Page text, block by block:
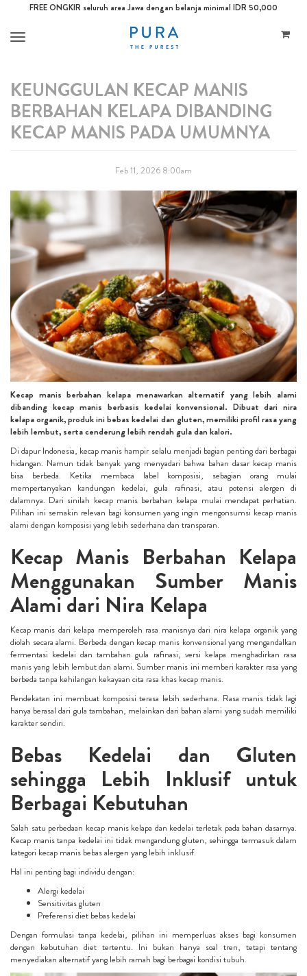
FREE ONGKIR seluruh area Jawa dengan belanja minimal IDR 50,000
Toggle
KEUNGGULAN KECAP MANIS
BERBAHAN KELAPA DIBANDING
KECAP MANIS PADA UMUMNYA
Feb 11, 2026 8:00am
Kecap manis berbahan kelapa menawarkan alternatif yang lebih alami
dibanding kecap manis berbasis kedelai konvensional. Dibuat dari nira
kelapa organik, produk ini bebas kedelai dan gluten, memiliki profil rasa yang
lebih lembut, serta cenderung lebih rendah gula dan kalori.
Di dapur Indonesia, kecap manis hampir selalu menjadi bagian penting dari berbagai
hidangan. Namun tidak banyak yang menyadari bahwa bahan dasar kecap manis
bisa berbeda. Ketika membaca label komposisi, sebagian orang mulai
mempertanyakan kandungan kedelai, gula rafinasi, atau potensi alergen di
dalamnya. Dari sinilah kecap manis berbahan kelapa mulai mendapat perhatian.
Pilihan ini semakin relevan bagi konsumen yang ingin mengonsumsi kecap manis
alami dengan komposisi yang lebih sederhana dan transparan.
Kecap Manis Berbahan Kelapa
Menggunakan Sumber Manis
Alami dari Nira Kelapa
Kecap manis dari kelapa memperoleh rasa manisnya dari nira kelapa organik yang
diolah secara alami. Berbeda dengan kecap manis konvensional yang mengandalkan
fermentasi kedelai dan tambahan gula rafinasi, versi kelapa menghadirkan rasa
manis yang lebih lembut dan alami. Sumber manis ini memberi karakter rasa yang
berbeda tanpa kehilangan kekayaan cita rasa khas kecap manis.
Pendekatan ini membuat komposisi terasa lebih sederhana. Rasa manis tidak lagi
hanya berasal dari gula tambahan, melainkan dari bahan alami yang sudah memiliki
karakter sendiri.
Bebas Kedelai dan Gluten
sehingga Lebih Inklusif untuk
Berbagai Kebutuhan
Salah satu perbedaan kecap manis kelapa dan kedelai terletak pada bahan dasarnya.
Kecap manis tanpa kedelai ini tidak mengandung gluten, sehingga termasuk dalam
kategori kecap manis bebas alergen yang lebih inklusif.
Hal ini penting bagi individu dengan:
Alergi kedelai
Sensitivitas gluten
Preferensi diet bebas kedelai
Dengan formulasi tanpa kedelai, pilihan ini memperluas akses bagi konsumen
dengan kebutuhan diet tertentu. Ini bukan hanya soal tren, tetapi tentang
menyediakan alternatif yang lebih ramah bagi berbagai kondisi tubuh.